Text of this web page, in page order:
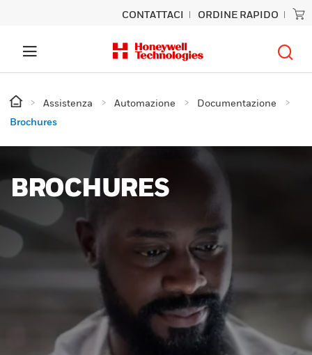
CONTATTACI ORDINE RAPIDO
Assistenza Automazione
Documentazione
Brochures
BROCHURES